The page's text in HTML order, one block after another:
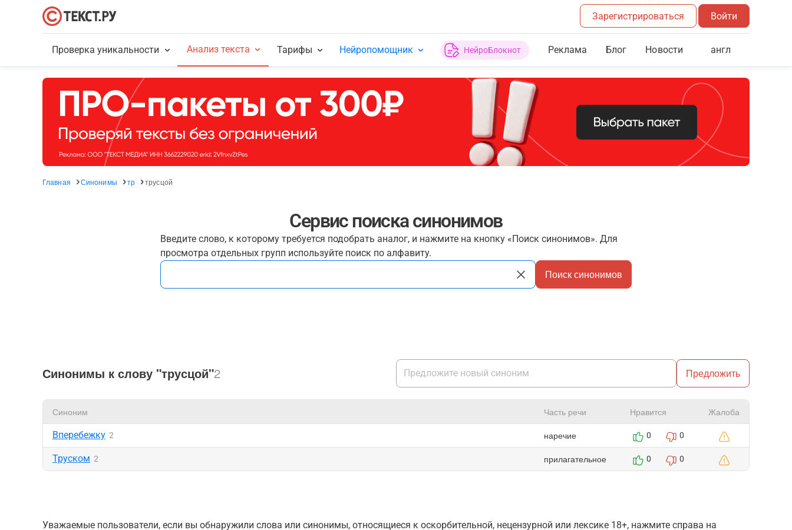
Зарегистрироваться Войти
Проверка уникальности Анализ текста Тарифы Нейропомощник НейроБлокнот Реклама Блог Новости англ
Главная Синонимы тр трусцой
Сервис поиска синонимов
Введите слово, к которому требуется подобрать аналог, и нажмите на кнопку «Поиск синонимов». Для
просмотра отдельных групп используйте поиск по алфавиту.
Поиск синонимов
Синонимы к слову "трусцой"2 Предложить
Синоним Часть речи Нравится Жалоба
Вперебежку 2 наречие 0 0
Труском 2 прилагательное 0 0
Уважаемые пользователи, если вы обнаружили слова или синонимы, относящиеся к оскорбительной, нецензурной или лексике 18+, нажмите справа на